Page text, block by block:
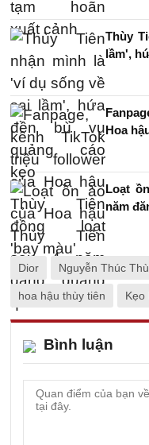
Thùy
lầm',
Hoa
Loạt
năm
Dior Nguyễn Thúc
hoa hậu thùy tiên Kẹo
Bình luận